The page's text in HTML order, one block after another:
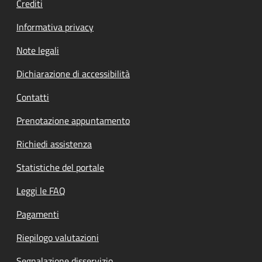
Crediti
Informativa privacy
Note legali
Dichiarazione di accessibilità
Contatti
Prenotazione appuntamento
Richiedi assistenza
Statistiche del portale
Leggi le FAQ
Pagamenti
Riepilogo valutazioni